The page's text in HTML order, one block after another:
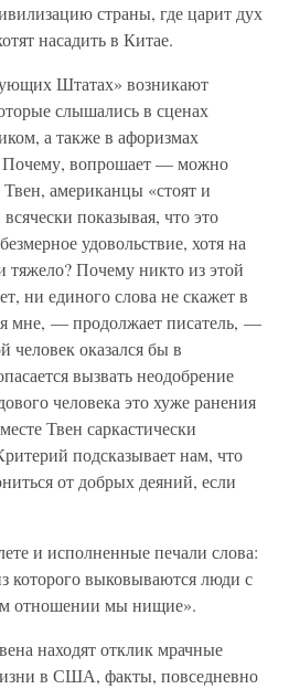
страны, где царит дух
насадить в Китае.
Штатах» возникают
слышались в сценах
а также в афоризмах
вопрошает — можно
американцы «стоят и
показывая, что это
удовольствие, хотя на
тяжело? Почему никто из этой
ни единого слова не скажет в
мне, — продолжает писатель, —
человек оказался бы в
вызвать неодобрение
человека это хуже ранения
Твен саркастически
подсказывает нам, что
от добрых деяний, если
и исполненные печали слова:
которого выковываются люди с
отношении мы нищие».
находят отклик мрачные
в США, факты, повседневно